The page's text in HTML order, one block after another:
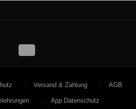
Versand & Zahlung AGB
App Datenschutz